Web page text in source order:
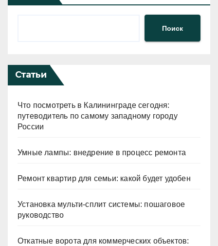
Поиск
Статьи
Что посмотреть в Калининграде сегодня:
путеводитель по самому западному городу
России
Умные лампы: внедрение в процесс ремонта
Ремонт квартир для семьи: какой будет удобен
Установка мульти-сплит системы: пошаговое
руководство
Откатные ворота для коммерческих объектов: